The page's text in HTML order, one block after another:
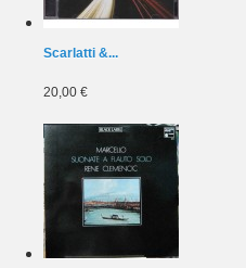
Scarlatti &...
20,00 €